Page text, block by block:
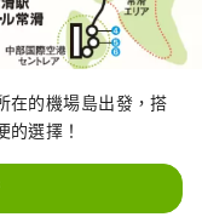
在的機場島出發，搭
選擇！